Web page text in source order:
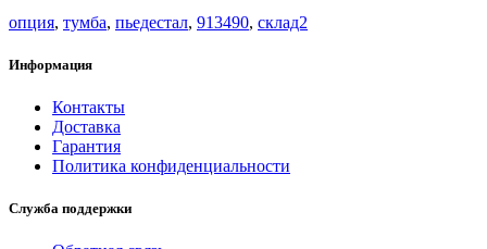
опция, тумба, пьедестал, 913490, склад2
Информация
Контакты
Доставка
Гарантия
Политика конфиденциальности
Служба поддержки